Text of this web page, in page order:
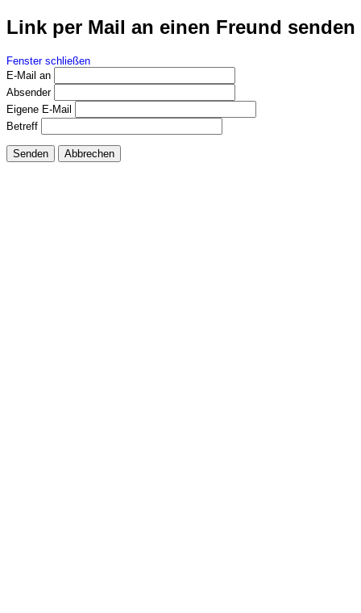
Link per Mail an einen Freund senden
Fenster schließen
E-Mail an
Absender
Eigene E-Mail
Betreff
Senden Abbrechen